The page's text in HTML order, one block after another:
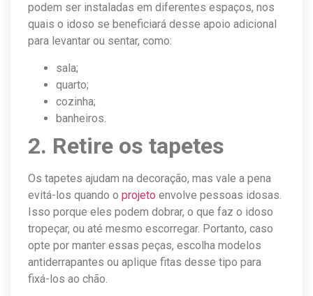
podem ser instaladas em diferentes espaços, nos
quais o idoso se beneficiará desse apoio adicional
para levantar ou sentar, como:
sala;
quarto;
cozinha;
banheiros.
2. Retire os tapetes
Os tapetes ajudam na decoração, mas vale a pena
evitá-los quando o projeto envolve pessoas idosas.
Isso porque eles podem dobrar, o que faz o idoso
tropeçar, ou até mesmo escorregar. Portanto, caso
opte por manter essas peças, escolha modelos
antiderrapantes ou aplique fitas desse tipo para
fixá-los ao chão.